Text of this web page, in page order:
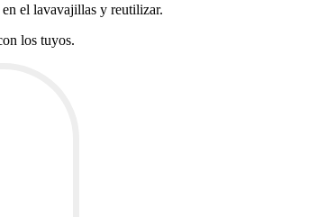
en el lavavajillas y reutilizar.
los tuyos.